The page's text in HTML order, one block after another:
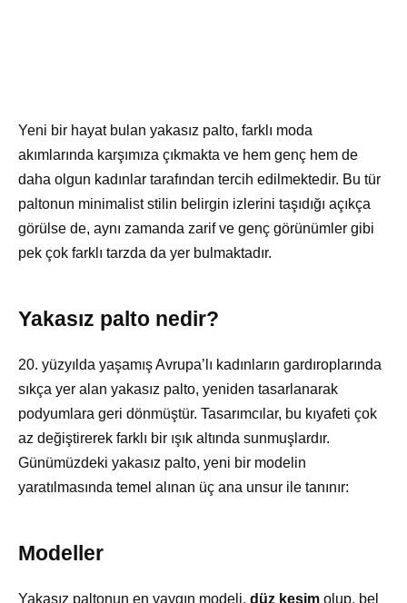
Yeni bir hayat bulan yakasız palto, farklı moda
akımlarında karşımıza çıkmakta ve hem genç hem de
daha olgun kadınlar tarafından tercih edilmektedir. Bu tür
paltonun minimalist stilin belirgin izlerini taşıdığı açıkça
görülse de, aynı zamanda zarif ve genç görünümler gibi
pek çok farklı tarzda da yer bulmaktadır.
Yakasız palto nedir?
20. yüzyılda yaşamış Avrupa’lı kadınların gardıroplarında
sıkça yer alan yakasız palto, yeniden tasarlanarak
podyumlara geri dönmüştür. Tasarımcılar, bu kıyafeti çok
az değiştirerek farklı bir ışık altında sunmuşlardır.
Günümüzdeki yakasız palto, yeni bir modelin
yaratılmasında temel alınan üç ana unsur ile tanınır:
Modeller
Yakasız paltonun en yaygın modeli, düz kesim olup, bel